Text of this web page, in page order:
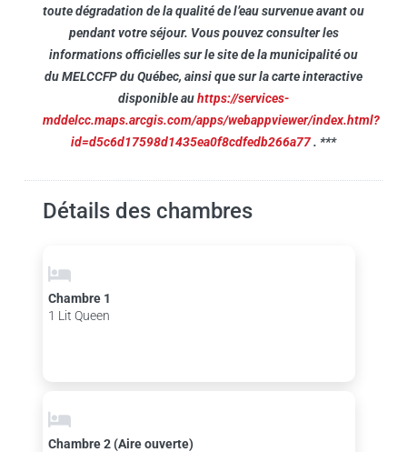
toute dégradation de la qualité de l’eau survenue avant ou
pendant votre séjour. Vous pouvez consulter les
informations officielles sur le site de la municipalité ou
du MELCCFP du Québec, ainsi que sur la carte interactive
disponible auhttps://services-
mddelcc.maps.arcgis.com/apps/webappviewer/index.html?
id=d5c6d17598d1435ea0f8cdfedb266a77. ***
Détails des chambres
Chambre 1
1 Lit Queen
Chambre 2 (Aire ouverte)